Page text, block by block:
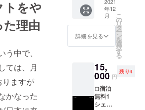
トをや
理由
中で、
ては、月
りますが
かなった
インバ
ウンド
データ
をもと
に分析
しま
きテナ
ントの
有効活
用につ
いてセ
ミナー
2021
年12
月
詳細を見る
こ
の
リ
タ
ー
ン
を
選
択
す
る
15,
000 円
残り4
◻︎宿泊
無料1
シェア